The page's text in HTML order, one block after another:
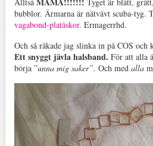
bubblor. Ärmarna är nätvävt scuba-tyg.
vagabond-platåskor. Ermagerrhd.
Och så råkade jag slinka in på COS och
Ett snyggt jävla halsband. För att alla
börja ”unna mig saker”. Och med alla